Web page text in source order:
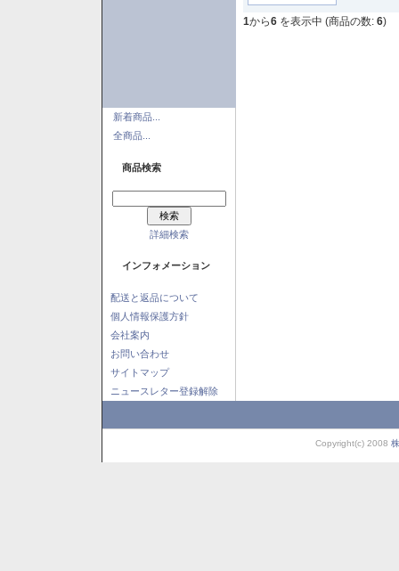
新着商品...
全商品...
商品検索
詳細検索
インフォメーション
配送と返品について
個人情報保護方針
会社案内
お問い合わせ
サイトマップ
ニュースレター登録解除
1から6 を表示中 (商品の数: 6)
Copyright(c) 2008